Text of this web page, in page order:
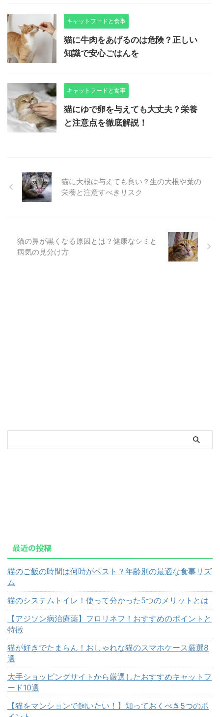
キャットフードと食事
猫に牛肉をあげるのは危険？正しい
知識で安心ごはんを
キャットフードと食事
猫にゆで卵を与えても大丈夫？栄養
と注意点を徹底解説！
猫に大根は与えても良い？生の大根や葉の
栄養と注意すべきリスク
猫の鼻が黒くなる原因とは？健康なシミと
病気の見分け方
最近の投稿
猫のご飯の時間は何時がベスト？年齢別の最適な食事リズ
ム
猫のシステムトイレ！使って分かった5つのメリットとは
【アジソン病治療薬】フロリネフ！おすすめのポイントと
特徴
猫が好きでたまらん！おしゃれな猫のスマホケース厳選8
選
大手ショッピングサイトから厳選したおすすめキャットフ
ード10選
【猫をマンションで飼いたい！】知っておくべき5つのポ